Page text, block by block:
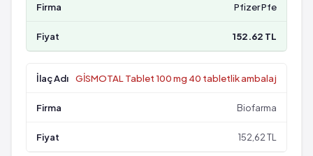
Pfizer Pfe
152.62 TL
GİSMOTAL Tablet 100 mg 40 tabletlik ambalaj
Biofarma
152,62 TL